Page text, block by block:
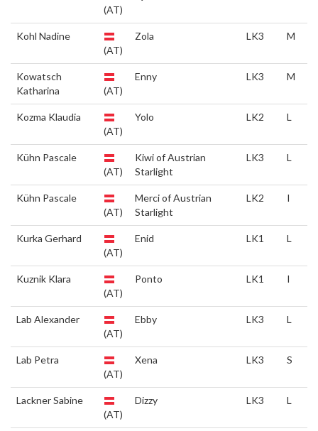
(AT)
Kohl Nadine
(AT)
Zola LK3 M
Kowatsch
Katharina
(AT)
Enny LK3 M
Kozma Klaudia
(AT)
Yolo LK2 L
Kühn Pascale
(AT)
Kiwi of Austrian
Starlight
LK3 L
Kühn Pascale
(AT)
Merci of Austrian
Starlight
LK2 I
Kurka Gerhard
(AT)
Enid LK1 L
Kuznik Klara
(AT)
Ponto LK1 I
Lab Alexander
(AT)
Ebby LK3 L
Lab Petra
(AT)
Xena LK3 S
Lackner Sabine
(AT)
Dizzy LK3 L